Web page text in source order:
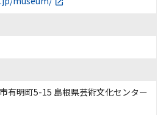
有明町5-15 島根県芸術文化センター